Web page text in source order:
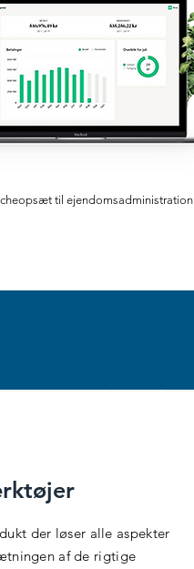
til ejendomsadministration
der løser alle aspekter
af de rigtige